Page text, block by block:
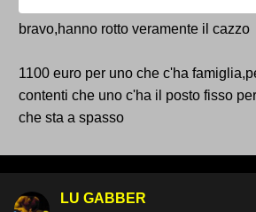
bravo,hanno rotto veramente il cazzo
1100 euro per uno che c'ha
contenti che uno c'ha il posto fisso
che sta a spasso
LU GABBER